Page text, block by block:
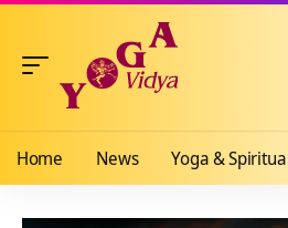
Home News Yoga &